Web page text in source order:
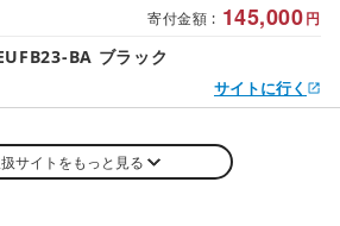
寄付金額 : 145,000円
BA ブラック
サイトに行く
サイトをもっと見る